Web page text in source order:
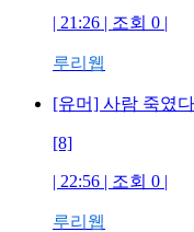
| 21:26 | 조회 0 |
루리웹
[유머] 사람 죽였
[8]
| 22:56 | 조회 0 |
루리웹